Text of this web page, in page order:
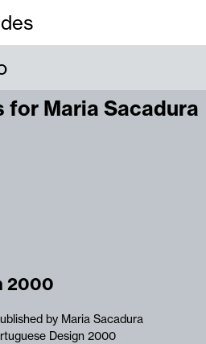
for Maria Sacadura
2000
by Maria Sacadura
Design 2000